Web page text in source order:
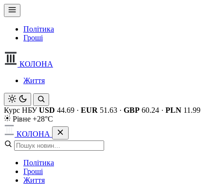
Політика
Гроші
КОЛОНА
Життя
Курс НБУ USD 44.69 · EUR 51.63 · GBP 60.24 · PLN 11.99
Рівне +28°C
КОЛОНА
Політика
Гроші
Життя